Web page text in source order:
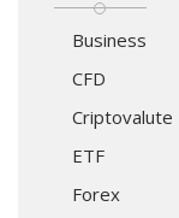
Business
CFD
Criptovalute
ETF
Forex